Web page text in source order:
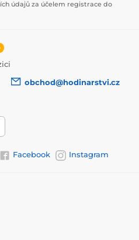
údajů za účelem registrace do
obchod@hodinarstvi.cz
Facebook Instagram